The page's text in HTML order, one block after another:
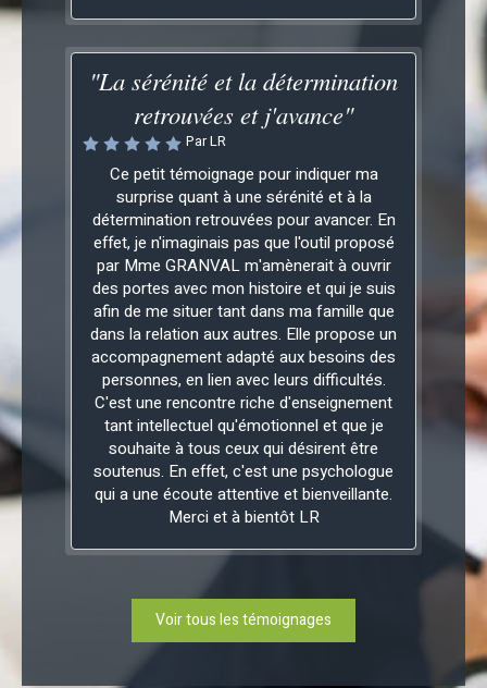
"La sérénité et la détermination
retrouvées et j'avance"
Par LR
Ce petit témoignage pour indiquer ma
surprise quant à une sérénité et à la
détermination retrouvées pour avancer. En
effet, je n'imaginais pas que l'outil proposé
par Mme GRANVAL m'amènerait à ouvrir
des portes avec mon histoire et qui je suis
afin de me situer tant dans ma famille que
dans la relation aux autres. Elle propose un
accompagnement adapté aux besoins des
personnes, en lien avec leurs difficultés.
C'est une rencontre riche d'enseignement
tant intellectuel qu'émotionnel et que je
souhaite à tous ceux qui désirent être
soutenus. En effet, c'est une psychologue
qui a une écoute attentive et bienveillante.
Merci et à bientôt LR
Voir tous les témoignages